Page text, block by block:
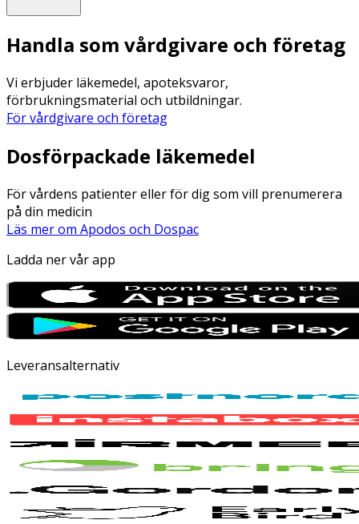
Handla som vårdgivare och företag
Vi erbjuder läkemedel, apoteksvaror,
förbrukningsmaterial och utbildningar.
För vårdgivare och företag
Dosförpackade läkemedel
För vårdens patienter eller för dig som vill prenumerera
på din medicin
Läs mer om Apodos och Dospac
Ladda ner vår app
Leveransalternativ